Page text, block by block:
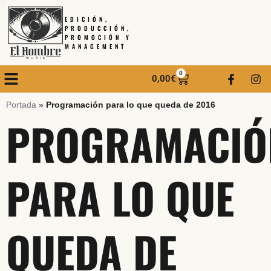
EDICIÓN,
PRODUCCIÓN,
PROMOCIÓN Y
MANAGEMENT
0,00€
0
Portada » Programación para lo que queda de 2016
PARA LO QUE
QUEDA DE